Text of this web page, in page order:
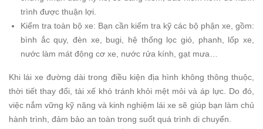
trình được thuận lợi.
Kiểm tra toàn bộ xe: Bạn cần kiểm tra kỹ các bộ phận xe, gồm:
bình ắc quy, đèn xe, bugi, hệ thống lọc gió, phanh, lốp xe,
nước làm mát động cơ xe, nước rửa kính, gạt mưa…
Khi lái xe đường dài trong điều kiện địa hình không thông thuộc,
thời tiết thay đổi, tài xế khó tránh khỏi mệt mỏi và áp lực. Do đó,
việc nắm vững kỹ năng và kinh nghiệm lái xe sẽ giúp bạn làm chủ
hành trình, đảm bảo an toàn trong suốt quá trình di chuyển.